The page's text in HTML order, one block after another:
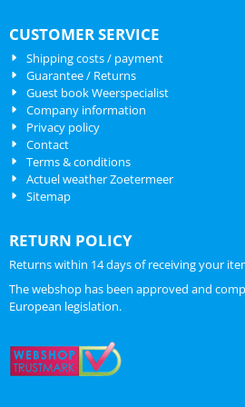
CUSTOMER SERVICE
Shipping costs / payment
Guarantee / Returns
Guest book Weerspecialist
Company information
Privacy policy
Contact
Terms & conditions
Actuel weather Zoetermeer
Sitemap
RETURN POLICY
Returns within 14 days of receiving your
The webshop has been approved and
European legislation.